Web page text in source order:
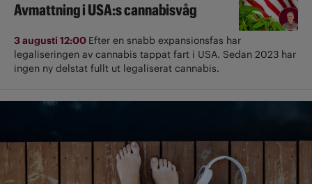
Avmattning i USA:s cannabisvåg
3 augusti 12:00 Efter en snabb expansionsfas har
legaliseringen av cannabis tappat fart i USA. Sedan 2023 har
ingen ny delstat fullt ut ­legaliserat cannabis.